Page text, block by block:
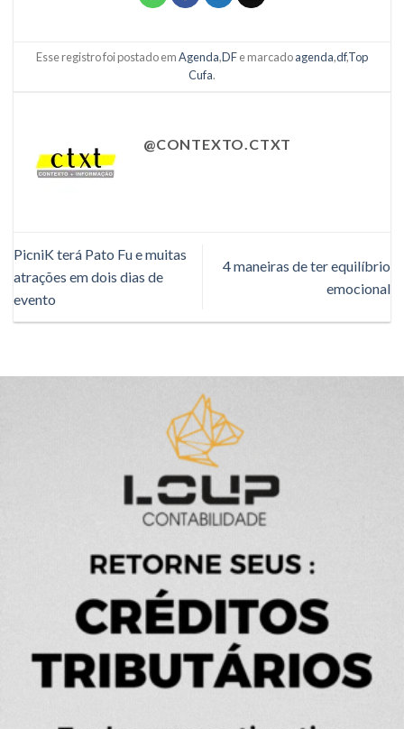
Esse registro foi postado emAgenda,DFe marcadoagenda,df,Top
Cufa.
@CONTEXTO.CTXT
PicniK terá Pato Fu e muitas
atrações em dois dias de
evento
4 maneiras de ter equilíbrio
emocional